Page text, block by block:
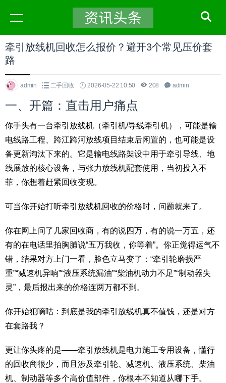
牵引放线机回收怎么报价？避开3个常见压价套
路
admin 二手回收 2026-05-22 10:50 208 admin
一、开篇：直击用户痛点
你手头有一台牵引放线机（牵引机/导线牵引机），可能是输
电线路工程、跨江跨河放线项目结束后闲置的，也可能是设
备更新淘汰下来的。它是输电线路架设中用于牵引导线、地
线展放的核心设备，与张力放线机配套使用，当初投入不
菲，你想着赶紧回收变现。
可当你开始打听牵引放线机回收的价格时，问题就来了。
你在网上问了几家回收商，有的说四万，有的说一万五，还
有的在电话里拍胸脯说“五万我收，你等着”。你正觉得运气不
错，结果对方上门一看，脸色立马变了：“牵引轮磨损严
重”“减速机异响”“液压系统漏油”“柴油机动力不足”“制动器失
灵”，最后报出来的价格连两万都不到。
你开始犯嘀咕：到底是我的牵引放线机真不值钱，还是对方
在套路我？
更让你头疼的是——牵引放线机是电力施工专用设备，懂行
的回收商很少，而且涉及牵引轮、减速机、液压系统、柴油
机、制动器等多个高价值部件，你根本不知道从哪下手。